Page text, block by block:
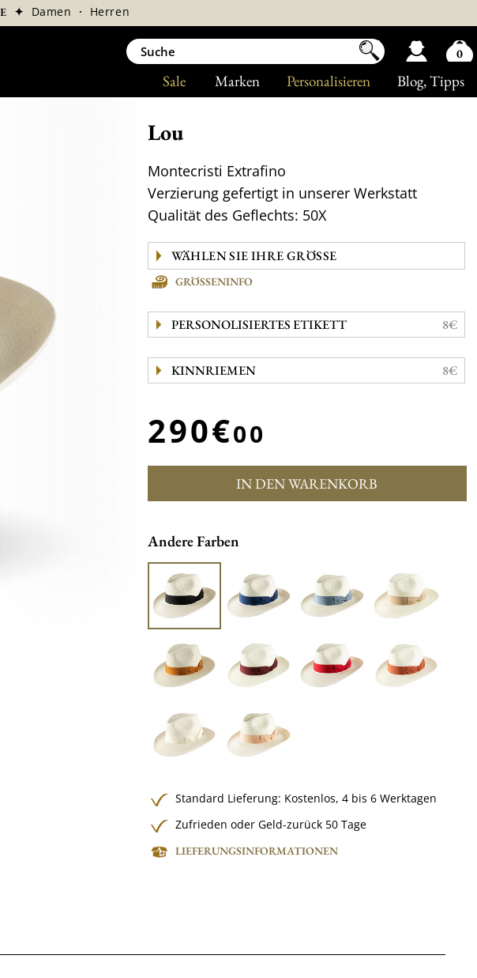
Blog, Tipps
Personalisieren
Marken
Sale
✦ Damen · Herren
Lou
Montecristi Extrafino
Verzierung gefertigt in unserer Werkstatt
Qualität des Geflechts: 50X
GRÖSSENINFO
PERSONOLISIERTES ETIKETT 8€
KINNRIEMEN 8€
290€00
IN DEN WARENKORB
Andere Farben
Standard Lieferung: Kostenlos,4 bis 6 Werktagen
Zufrieden oder Geld-zurück 50 Tage
LIEFERUNGSINFORMATIONEN
0